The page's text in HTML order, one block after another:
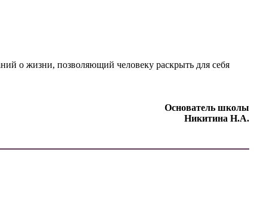
о жизни, позволяющий человеку раскрыть для себя
Основатель школы
Никитина Н.А.